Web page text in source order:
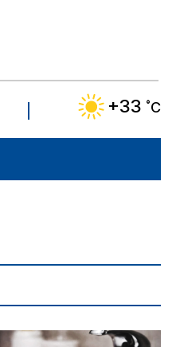
+33 ˚C